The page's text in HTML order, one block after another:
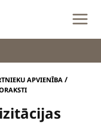
APVIENĪBA /